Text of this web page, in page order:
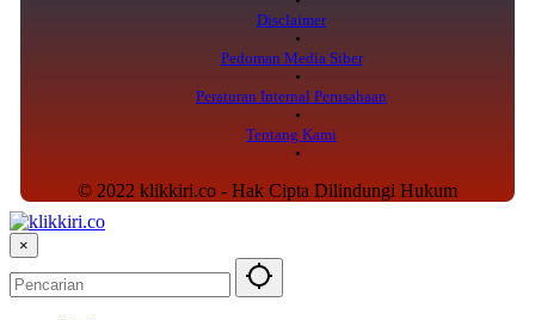
Disclaimer
Pedoman Media Siber
Peraturan Internal Perusahaan
Tentang Kami
© 2022 klikkiri.co - Hak Cipta Dilindungi Hukum
×